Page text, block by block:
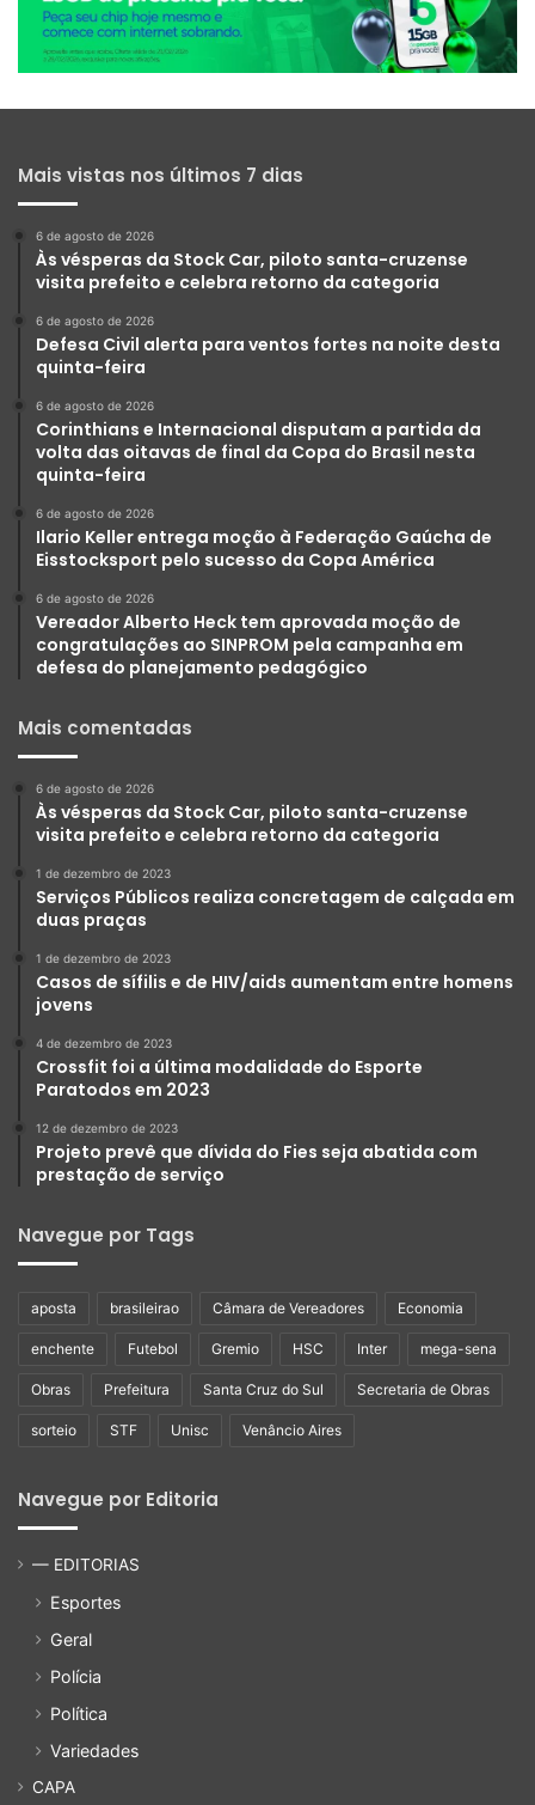
Mais vistas nos últimos 7 dias
6 de agosto de 2026
Às vésperas da Stock Car, piloto santa-cruzense
visita prefeito e celebra retorno da categoria
6 de agosto de 2026
Defesa Civil alerta para ventos fortes na noite desta
quinta-feira
6 de agosto de 2026
Corinthians e Internacional disputam a partida da
volta das oitavas de final da Copa do Brasil nesta
quinta-feira
6 de agosto de 2026
Ilario Keller entrega moção à Federação Gaúcha de
Eisstocksport pelo sucesso da Copa América
6 de agosto de 2026
Vereador Alberto Heck tem aprovada moção de
congratulações ao SINPROM pela campanha em
defesa do planejamento pedagógico
Mais comentadas
6 de agosto de 2026
Às vésperas da Stock Car, piloto santa-cruzense
visita prefeito e celebra retorno da categoria
1 de dezembro de 2023
Serviços Públicos realiza concretagem de calçada em
duas praças
1 de dezembro de 2023
Casos de sífilis e de HIV/aids aumentam entre homens
jovens
4 de dezembro de 2023
Crossfit foi a última modalidade do Esporte
Paratodos em 2023
12 de dezembro de 2023
Projeto prevê que dívida do Fies seja abatida com
prestação de serviço
Navegue por Tags
aposta brasileirao Câmara de Vereadores Economia
enchente Futebol Gremio HSC Inter mega-sena
Obras Prefeitura Santa Cruz do Sul Secretaria de Obras
sorteio STF Unisc Venâncio Aires
Navegue por Editoria
— EDITORIAS
Esportes
Geral
Polícia
Política
Variedades
CAPA